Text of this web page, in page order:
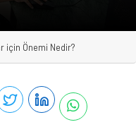
için Önemi Nedir?